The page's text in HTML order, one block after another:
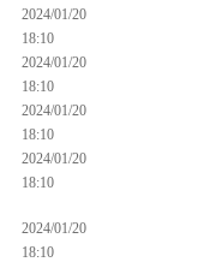
2024/01/20
18:10
2024/01/20
18:10
2024/01/20
18:10
2024/01/20
18:10
2024/01/20
18:10